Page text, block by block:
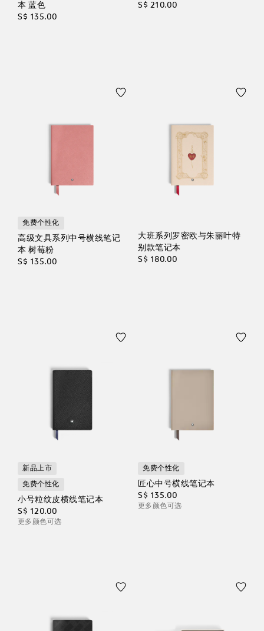
本 蓝色
S$ 135.00
S$ 210.00
免费个性化
高级文具系列中号横线笔记
本 树莓粉
S$ 135.00
大班系列罗密欧与朱丽叶特
别款笔记本
S$ 180.00
新品上市
免费个性化
小号粒纹皮横线笔记本
S$ 120.00
更多颜色可选
免费个性化
匠心中号横线笔记本
S$ 135.00
更多颜色可选